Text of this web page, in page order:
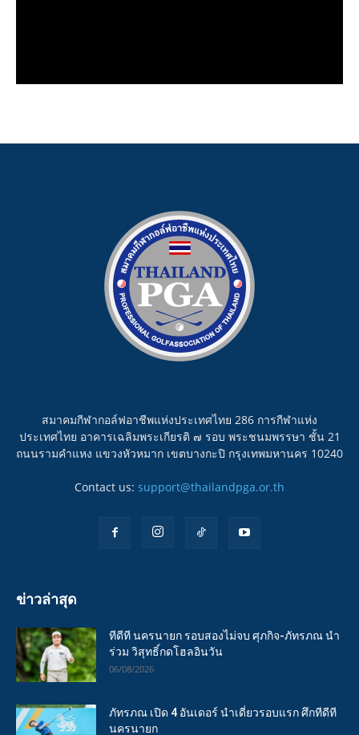
สมาคมกีฬากอล์ฟอาชีพแห่งประเทศไทย 286 การกีฬาแห่ง
ประเทศไทย อาคารเฉลิมพระเกียรติ ๗ รอบ พระชนมพรรษา ชั้น 21
ถนนรามคำแหง แขวงหัวหมาก เขตบางกะปิ กรุงเทพมหานคร 10240
Contact us: support@thailandpga.or.th
ข่าวล่าสุด
ทีดีที นครนายก รอบสองไม่จบ ศุภกิจ-ภัทรภณ นำ
ร่วม วิสุทธิ์กดโฮลอินวัน
06/08/2026
ภัทรภณ เปิด 4 อันเดอร์ นำเดี่ยวรอบแรก ศึกทีดีที
นครนายก